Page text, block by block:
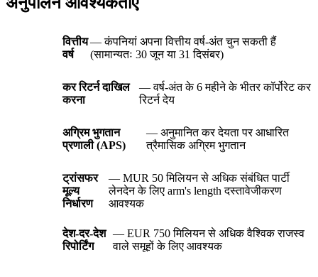
वित्तीय
वर्ष
— कंपनियां अपना वित्तीय वर्ष-अंत चुन सकती हैं
(सामान्यतः 30 जून या 31 दिसंबर)
कर रिटर्न दाखिल
करना
— वर्ष-अंत के 6 महीने के भीतर कॉर्पोरेट कर
रिटर्न देय
अग्रिम भुगतान
प्रणाली (APS)
— अनुमानित कर देयता पर आधारित
त्रैमासिक अग्रिम भुगतान
ट्रांसफर
मूल्य
निर्धारण
— MUR 50 मिलियन से अधिक संबंधित पार्टी
लेनदेन के लिए arm's length दस्तावेजीकरण
आवश्यक
देश-दर-देश
रिपोर्टिंग
— EUR 750 मिलियन से अधिक वैश्विक राजस्व
वाले समूहों के लिए आवश्यक